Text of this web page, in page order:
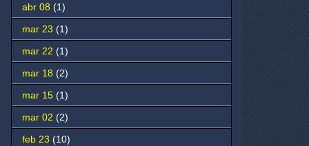
abr 08 (1)
mar 23 (1)
mar 22 (1)
mar 18 (2)
mar 15 (1)
mar 02 (2)
feb 23 (10)